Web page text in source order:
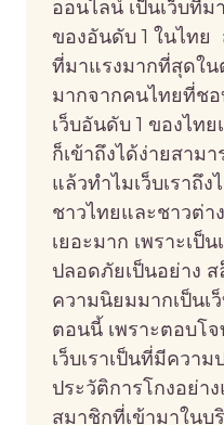
ออนไลน์ เป็นเว็บที่
ของอันดับ 1 ในไทย
ที่มาแรงมากที่สุดใ
มากจากคนไทยที่ชอ
เว็บอันดับ 1 ของไทย
ก็เข้าถึงได้ง่ายสาม
แล้วทำไมเว็บเราถึ
ชาวไทยและชาวต่า
เยอะมาก เพราะเป็
ปลอดภัยเป็นอย่าง
ความนิยมมากเป็นเ
ตอนนี้ เพราะตอบโ
เว็บเราเป็นที่มีควา
ประวัติการโกงอย่า
สมาชิกที่เข้ามาในบ